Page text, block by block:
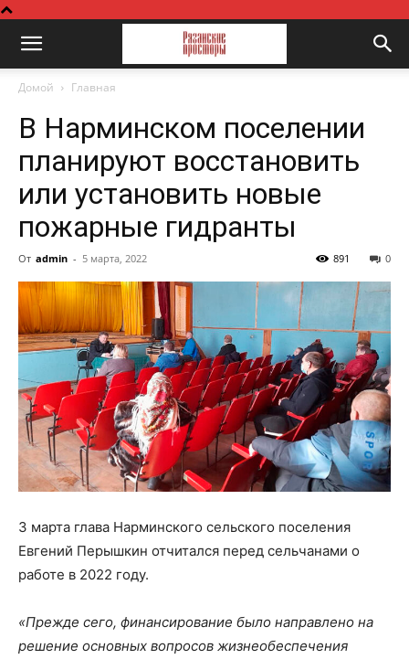
Домой Главная
В Нарминском поселении
планируют восстановить
или установить новые
пожарные гидранты
От admin - 5 марта, 2022 0
891
3 марта глава Нарминского сельского поселения
Евгений Перышкин отчитался перед сельчанами о
работе в 2022 году.
«Прежде сего, финансирование было направлено на
решение основных вопросов жизнеобеспечения